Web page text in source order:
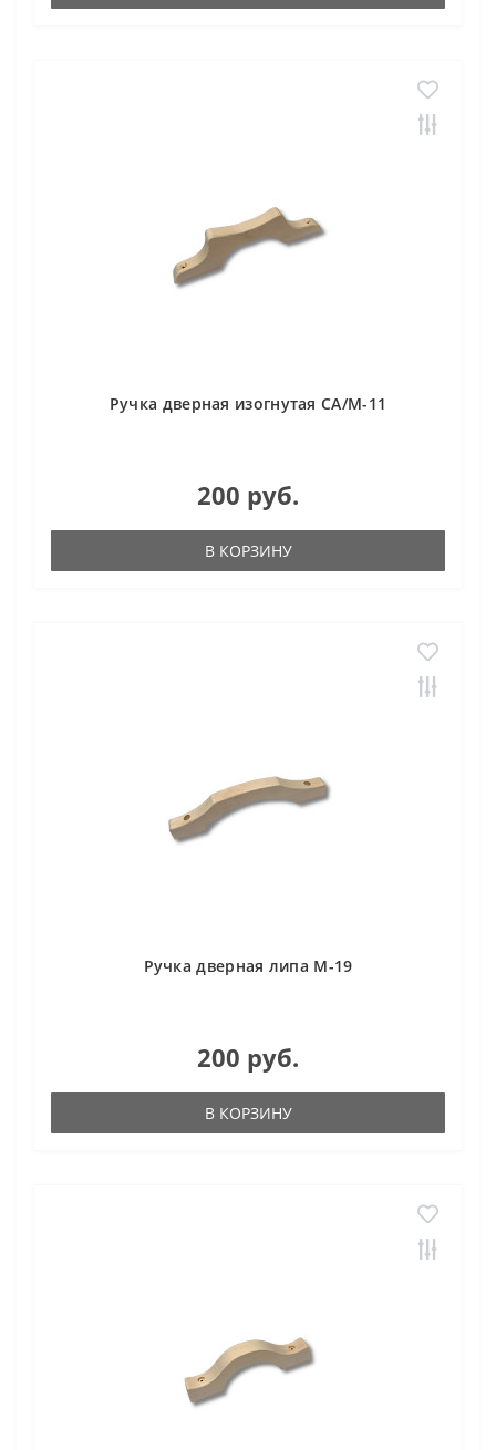
Ручка дверная изогнутая СА/М-11
200 руб.
В КОРЗИНУ
Ручка дверная липа М-19
200 руб.
В КОРЗИНУ